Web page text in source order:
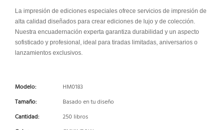
La impresión de ediciones especiales ofrece servicios de impresión de
alta calidad diseñados para crear ediciones de lujo y de colección.
Nuestra encuadernación experta garantiza durabilidad y un aspecto
sofisticado y profesional, ideal para tiradas limitadas, aniversarios o
lanzamientos exclusivos.
Modelo:
HM0183
Tamaño:
Basado en tu diseño
Cantidad:
250 libros